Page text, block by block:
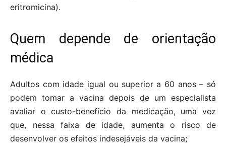
eritromicina).
Quem depende de orientação
médica
Adultos com idade igual ou superior a 60 anos – só
podem tomar a vacina depois de um especialista
avaliar o custo-benefício da medicação, uma vez
que, nessa faixa de idade, aumenta o risco de
desenvolver os efeitos indesejáveis da vacina;